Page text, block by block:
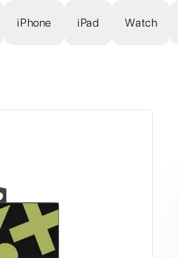
iPhone iPad Watch